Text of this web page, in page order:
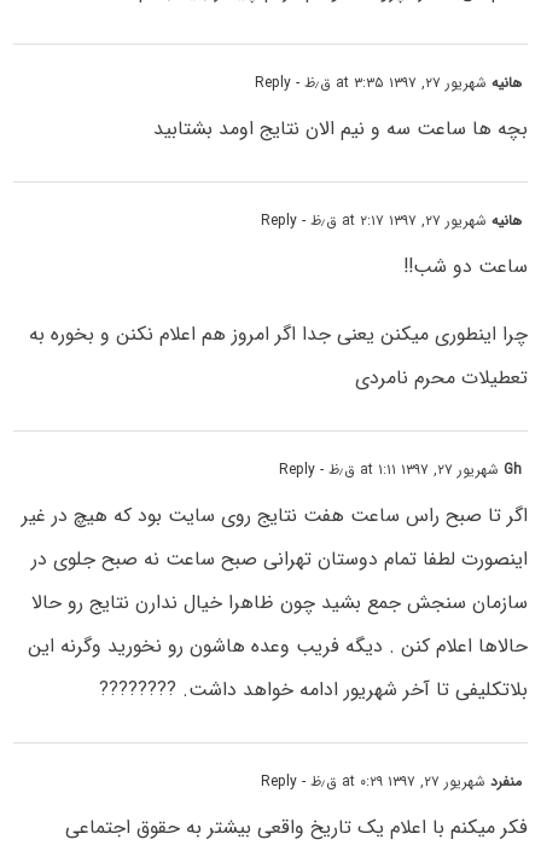
هانیهشهریور ۲۷, ۱۳۹۷ at ۳:۳۵ ق٫ظ - Reply
بچه ها ساعت سه و نیم الان نتایج اومد بشتابید
هانیهشهریور ۲۷, ۱۳۹۷ at ۲:۱۷ ق٫ظ - Reply
ساعت دو شب!!
چرا اینطوری میکنن یعنی جدا اگر امروز هم اعلام نکنن و بخوره به
تعطیلات محرم نامردی
Gh شهریور ۲۷, ۱۳۹۷ at ۱:۱۱ ق٫ظ - Reply
اگر تا صبح راس ساعت هفت نتایج روی سایت بود که هیچ در غیر
اینصورت لطفا تمام دوستان تهرانی صبح ساعت نه صبح جلوی در
سازمان سنجش جمع بشید چون ظاهرا خیال ندارن نتایج رو حالا
حالاها اعلام کنن . دیگه فریب وعده هاشون رو نخورید وگرنه این
بلاتکلیفی تا آخر شهریور ادامه خواهد داشت. ????????
منفردشهریور ۲۷, ۱۳۹۷ at ۰:۲۹ ق٫ظ - Reply
فکر میکنم با اعلام یک تاریخ واقعی بیشتر به حقوق اجتماعی